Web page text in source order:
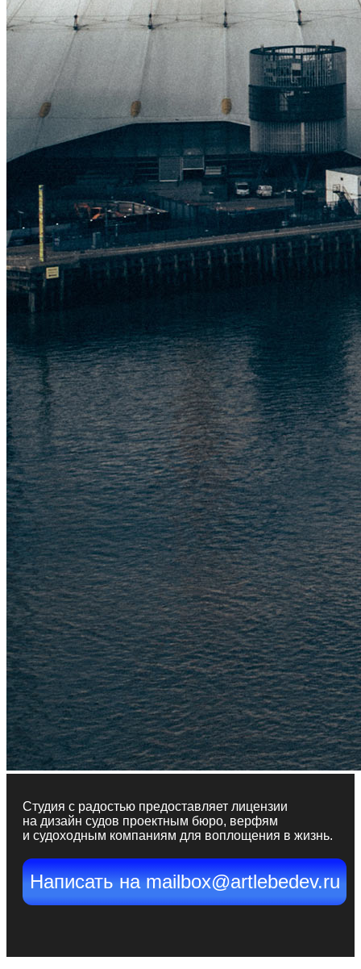
Студия с радостью предоставляет лицензии
на дизайн судов проектным бюро, верфям
и судоходным компаниям для воплощения в жизнь.
Написать на mailbox@artlebedev.ru